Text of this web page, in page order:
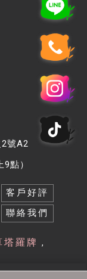
號A2
點）
客戶好評
聯絡我們
塔羅牌